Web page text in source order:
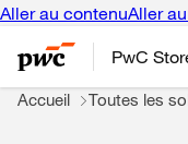
Aller au contenuAller
PwC
Accueil Toutes les